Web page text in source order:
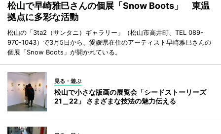
松山で早崎雅巳さんの個展「Snow Boots」 東温
拠点に多彩な活動
松山の「3ta2（サンタニ）ギャラリー」（松山市高井町、TEL 089-
970-1043）で3月5日から、愛媛県在住のアーティスト早崎雅巳さんの
個展「Snow Boots」が開かれている。
見る・遊ぶ
松山で小さな版画の展覧会「シードストーリーズ
21＿22」 さまざまな技法の魅力伝える